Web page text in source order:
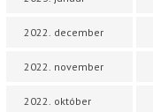
2022. december
2022. november
2022. október